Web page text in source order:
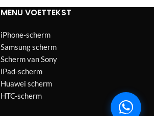
MENU VOETTEKST
iPhone-scherm
Samsung scherm
Scherm van Sony
iPad-scherm
Huawei scherm
HTC-scherm